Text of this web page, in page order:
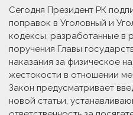
Сегодня Президент РК
поправок в Уголовный и
кодексы, разработанные в
поручения Главы
наказания за физическое
жестокости в отношении
Закон предусматривает
новой статьи,